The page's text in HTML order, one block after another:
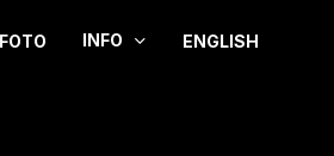
FOTO INFO ENGLISH